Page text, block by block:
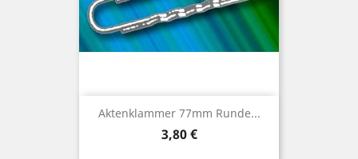
Aktenklammer 77mm Runde...
Preis
3,80 €